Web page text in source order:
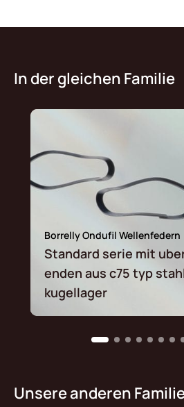
In der gleichen Familie
Borrelly Ondufil Wellenfedern
Standard serie mit
enden aus c75 typ
kugellager
Unsere anderen